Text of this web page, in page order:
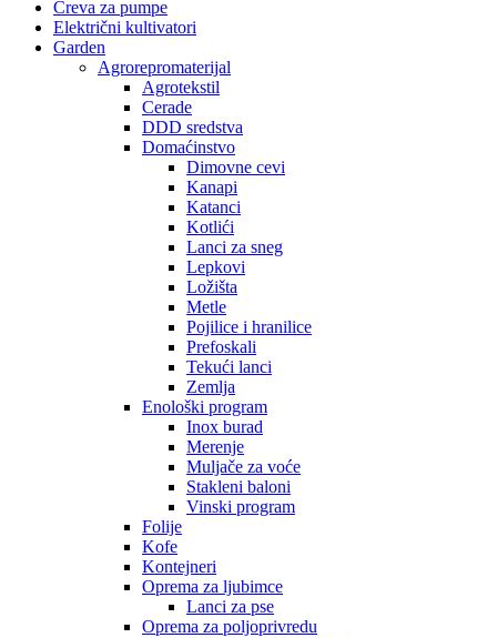
Creva za pumpe
Električni kultivatori
Garden
Agrorepromaterijal
Agrotekstil
Cerade
DDD sredstva
Domaćinstvo
Dimovne cevi
Kanapi
Katanci
Kotlići
Lanci za sneg
Lepkovi
Ložišta
Metle
Pojilice i hranilice
Prefoskali
Tekući lanci
Zemlja
Enološki program
Inox burad
Merenje
Muljače za voće
Stakleni baloni
Vinski program
Folije
Kofe
Kontejneri
Oprema za ljubimce
Lanci za pse
Oprema za poljoprivredu